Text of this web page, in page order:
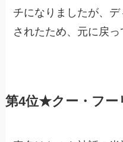
チになりましたが、
されたため、元に戻っ
第4位★クー・フー